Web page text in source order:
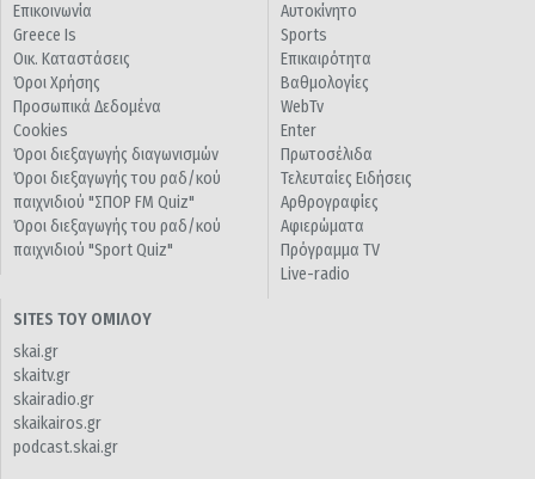
Επικοινωνία
Greece Is
Οικ. Καταστάσεις
Όροι Χρήσης
Προσωπικά Δεδομένα
Cookies
Όροι διεξαγωγής διαγωνισμών
Όροι διεξαγωγής του ραδ/κού
παιχνιδιού "ΣΠΟΡ FM Quiz"
Όροι διεξαγωγής του ραδ/κού
παιχνιδιού "Sport Quiz"
Αυτοκίνητο
Sports
Επικαιρότητα
Βαθμολογίες
WebTv
Enter
Πρωτοσέλιδα
Τελευταίες Ειδήσεις
Αρθρογραφίες
Αφιερώματα
Πρόγραμμα TV
Live-radio
SITES ΤΟΥ ΟΜΙΛΟΥ
skai.gr
skaitv.gr
skairadio.gr
skaikairos.gr
podcast.skai.gr